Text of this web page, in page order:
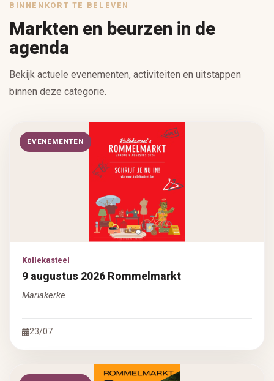
BINNENKORT TE BELEVEN
Markten en beurzen in de
agenda
Bekijk actuele evenementen, activiteiten en uitstappen
binnen deze categorie.
EVENEMENTEN
Kollekasteel
9 augustus 2026 Rommelmarkt
Mariakerke
23/07